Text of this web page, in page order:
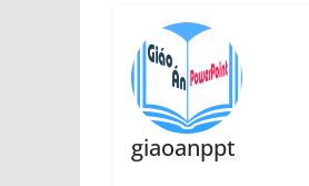
giaoanppt